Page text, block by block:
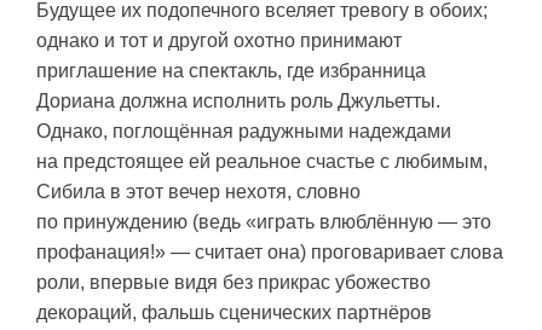
Будущее их подопечного вселяет тревогу в обоих;
однако и тот и другой охотно принимают
приглашение на спектакль, где избранница
Дориана должна исполнить роль Джульетты.
Однако, поглощённая радужными надеждами
на предстоящее ей реальное счастье с любимым,
Сибила в этот вечер нехотя, словно
по принуждению (ведь «играть влюблённую — это
профанация!» — считает она) проговаривает слова
роли, впервые видя без прикрас убожество
декораций, фальшь сценических партнёров